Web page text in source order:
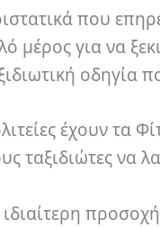
που
μέρος για να
οδηγία
έχουν τα
ταξιδιώτες να